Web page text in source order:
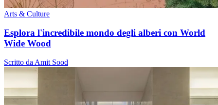
Arts & Culture
Esplora l'incredibile mondo degli alberi con World
Wide Wood
Scritto da Amit Sood